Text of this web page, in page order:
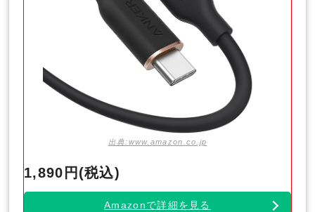
出典:www.amazon.co.jp
1,890円(税込)
Amazonで詳細を見る